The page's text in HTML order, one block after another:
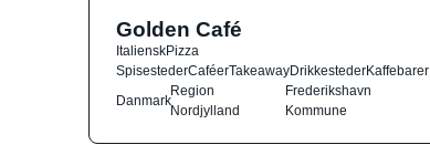
Golden Café
ItalienskPizza
SpisestederCaféerTakeawayDrikkestederKaffebarer
Danmark
Region
Nordjylland
Frederikshavn
Kommune